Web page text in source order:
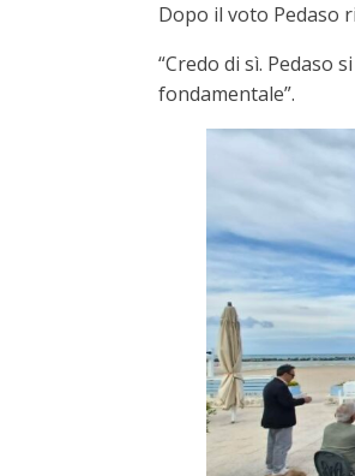
Dopo il voto Pedaso
“Credo di sì. Pedaso
fondamentale”.